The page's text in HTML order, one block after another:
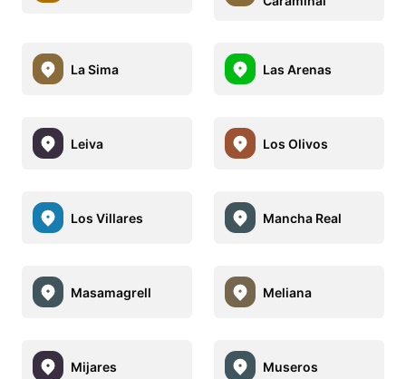
La Sima Las Arenas
Leiva Los Olivos
Los Villares Mancha Real
Masamagrell Meliana
Mijares Museros